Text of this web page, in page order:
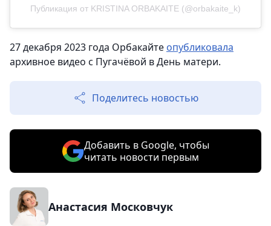
Публикация от KRISTINA ORBAKAITE (@orbakaite_k)
27 декабря 2023 года Орбакайте опубликовала
архивное видео с Пугачёвой в День матери.
Поделитесь новостью
Добавить в Google, чтобы
читать новости первым
Анастасия Московчук